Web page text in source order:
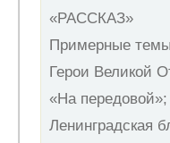
«РАССКАЗ»
Примерные
Герои Великой
«На передовой»;
Ленинградская